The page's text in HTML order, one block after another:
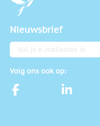
Nieuwsbrief
E-mailadres
Volg ons ook op: